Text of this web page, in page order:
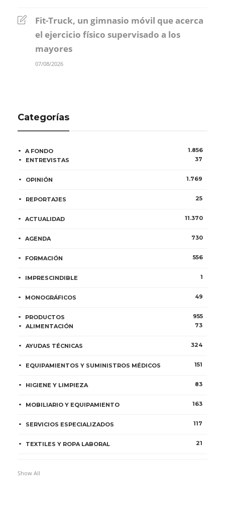
Fit-Truck, un gimnasio móvil que acerca
el ejercicio físico supervisado a los
mayores
07/08/2026
Categorías
A FONDO
1.856
ENTREVISTAS
37
OPINIÓN 1.769
REPORTAJES 25
ACTUALIDAD 11.370
AGENDA 730
FORMACIÓN 556
IMPRESCINDIBLE 1
MONOGRÁFICOS 49
PRODUCTOS
955
ALIMENTACIÓN
73
AYUDAS TÉCNICAS 324
EQUIPAMIENTOS Y SUMINISTROS MÉDICOS 151
HIGIENE Y LIMPIEZA 83
MOBILIARIO Y EQUIPAMIENTO 163
SERVICIOS ESPECIALIZADOS 117
TEXTILES Y ROPA LABORAL 21
Show All